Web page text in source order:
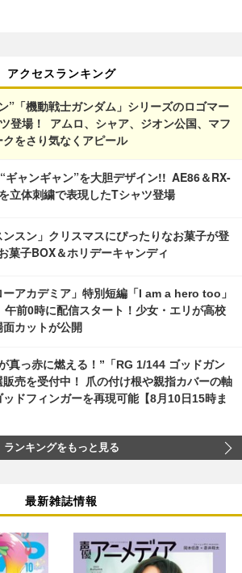
アクセスランキング
”「機動戦士ガンダム」シリーズのロゴマー
登場！ アムロ、シャア、ジオン公国、マフ
クをさり気なくアピール
“ギャンギャン”を大胆デザイン!! AE86＆RX-
立体刺繍で表現したTシャツ登場
ンスン」クリスマスにぴったりなお菓子が登
菓子BOX＆ホリデーキャンディ
ーアカデミア」特別短編「I am a hero too」
午前0時に配信スタート！少女・エリが高校
カットが公開
真っ赤に燃える！”「RG 1/144 ゴッドガン
販売を受付中！ 爪の付け根や親指カバーの軸
ドフィンガーを再現可能【8月10日15時ま
ランキングをもっと見る
最新雑誌情報